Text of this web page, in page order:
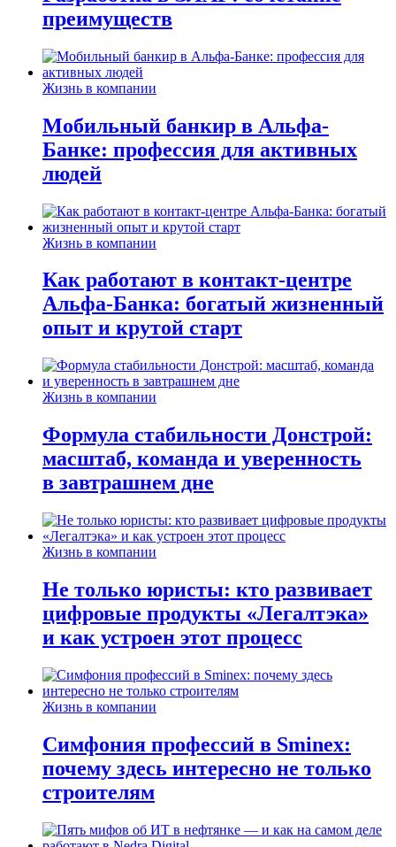
преимуществ
Жизнь в компании
Мобильный банкир в Альфа-
Банке: профессия для активных
людей
Жизнь в компании
Как работают в контакт-центре
Альфа-Банка: богатый жизненный
опыт и крутой старт
Жизнь в компании
Формула стабильности Донстрой:
масштаб, команда и уверенность
в завтрашнем дне
Жизнь в компании
Не только юристы: кто развивает
цифровые продукты «Легалтэка»
и как устроен этот процесс
Жизнь в компании
Симфония профессий в Sminex:
почему здесь интересно не только
строителям